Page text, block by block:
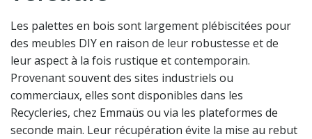
Les palettes en bois sont largement plébiscitées pour
des meubles DIY en raison de leur robustesse et de
leur aspect à la fois rustique et contemporain.
Provenant souvent des sites industriels ou
commerciaux, elles sont disponibles dans les
Recycleries, chez Emmaüs ou via les plateformes de
seconde main. Leur récupération évite la mise au rebut